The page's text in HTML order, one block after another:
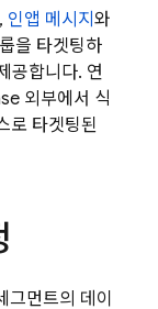
, 인앱 메시지 와
을 타겟팅하
공합니다. 연
외부에서 식
로 타겟팅된
그먼트의 데이